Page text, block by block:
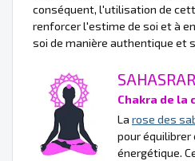
conséquent, l'utilisation de
renforcer l'estime de soi et à
soi de manière authentique et
Chakra de la
La rose des
pour
énergétique.